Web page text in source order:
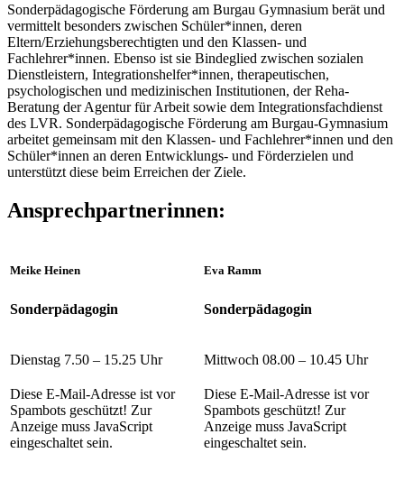
Sonderpädagogische Förderung am Burgau Gymnasium berät und
vermittelt besonders zwischen Schüler*innen, deren
Eltern/Erziehungsberechtigten und den Klassen- und
Fachlehrer*innen. Ebenso ist sie Bindeglied zwischen sozialen
Dienstleistern, Integrationshelfer*innen, therapeutischen,
psychologischen und medizinischen Institutionen, der Reha-
Beratung der Agentur für Arbeit sowie dem Integrationsfachdienst
des LVR. Sonderpädagogische Förderung am Burgau-Gymnasium
arbeitet gemeinsam mit den Klassen- und Fachlehrer*innen und den
Schüler*innen an deren Entwicklungs- und Förderzielen und
unterstützt diese beim Erreichen der Ziele.
Ansprechpartnerinnen:
Meike Heinen Eva Ramm
Sonderpädagogin Sonderpädagogin
Dienstag 7.50 – 15.25 Uhr Mittwoch 08.00 – 10.45 Uhr
Diese E-Mail-Adresse ist vor
Spambots geschützt! Zur
Anzeige muss JavaScript
eingeschaltet sein.
Diese E-Mail-Adresse ist vor
Spambots geschützt! Zur
Anzeige muss JavaScript
eingeschaltet sein.